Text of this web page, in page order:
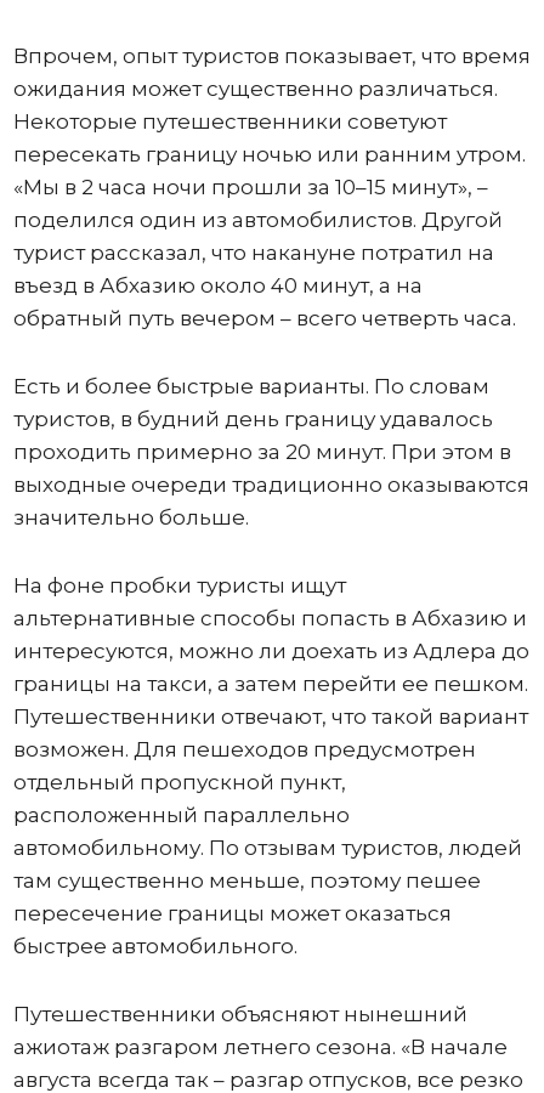
Впрочем, опыт туристов показывает, что время
ожидания может существенно различаться.
Некоторые путешественники советуют
пересекать границу ночью или ранним утром.
«Мы в 2 часа ночи прошли за 10–15 минут», –
поделился один из автомобилистов. Другой
турист рассказал, что накануне потратил на
въезд в Абхазию около 40 минут, а на
обратный путь вечером – всего четверть часа.
Есть и более быстрые варианты. По словам
туристов, в будний день границу удавалось
проходить примерно за 20 минут. При этом в
выходные очереди традиционно оказываются
значительно больше.
На фоне пробки туристы ищут
альтернативные способы попасть в Абхазию и
интересуются, можно ли доехать из Адлера до
границы на такси, а затем перейти ее пешком.
Путешественники отвечают, что такой вариант
возможен. Для пешеходов предусмотрен
отдельный пропускной пункт,
расположенный параллельно
автомобильному. По отзывам туристов, людей
там существенно меньше, поэтому пешее
пересечение границы может оказаться
быстрее автомобильного.
Путешественники объясняют нынешний
ажиотаж разгаром летнего сезона. «В начале
августа всегда так – разгар отпусков, все резко